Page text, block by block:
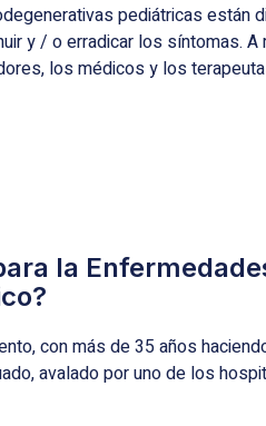
pediátricas están
y / o erradicar los síntomas. A
los médicos y los
la
con más de 35 años
avalado por uno de los